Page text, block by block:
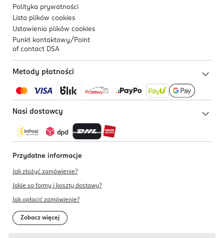
Polityka prywatności
Lista plików cookies
Ustawienia plików cookies
Punkt kontaktowy/ Point
of contact DSA
Metody płatności
Nasi dostawcy
Przydatne informacje
Jak złożyć zamówienie?
Jakie są formy i koszty dostawy?
Jak opłacić zamówienie?
Zobacz więcej